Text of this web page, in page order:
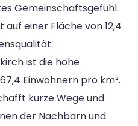
Gemeinschaftsgefühl.
einer Fläche von 12,4
ist die hohe
Einwohnern pro km².
kurze Wege und
der Nachbarn und